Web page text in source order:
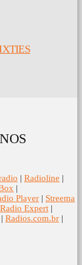
| Radioline |
|
Player | Streema
Radio Expert |
| Radios.com.br |